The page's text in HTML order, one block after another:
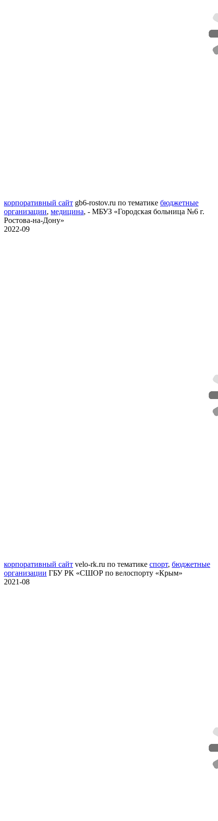
корпоративный сайт gb6-rostov.ru по тематике бюджетные
организации, медицина, - МБУЗ «Городская больница №6 г.
Ростова-на-Дону»
2022-09
корпоративный сайт velo-rk.ru по тематике спорт, бюджетные
организации ГБУ РК «СШОР по велоспорту «Крым»
2021-08